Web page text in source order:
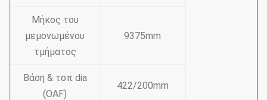
Μήκος του
μεμονωμένου
τμήματος
9375mm
Βάση & τοπ dia
(OAF)
422/200mm